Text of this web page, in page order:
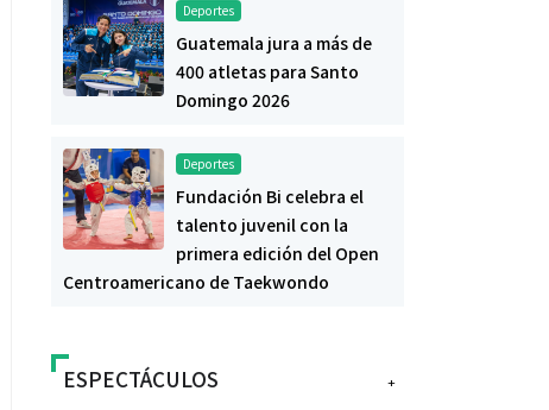
Deportes
Guatemala jura a más de
400 atletas para Santo
Domingo 2026
Deportes
Fundación Bi celebra el
talento juvenil con la
primera edición del Open
Centroamericano de Taekwondo
+
ESPECTÁCULOS